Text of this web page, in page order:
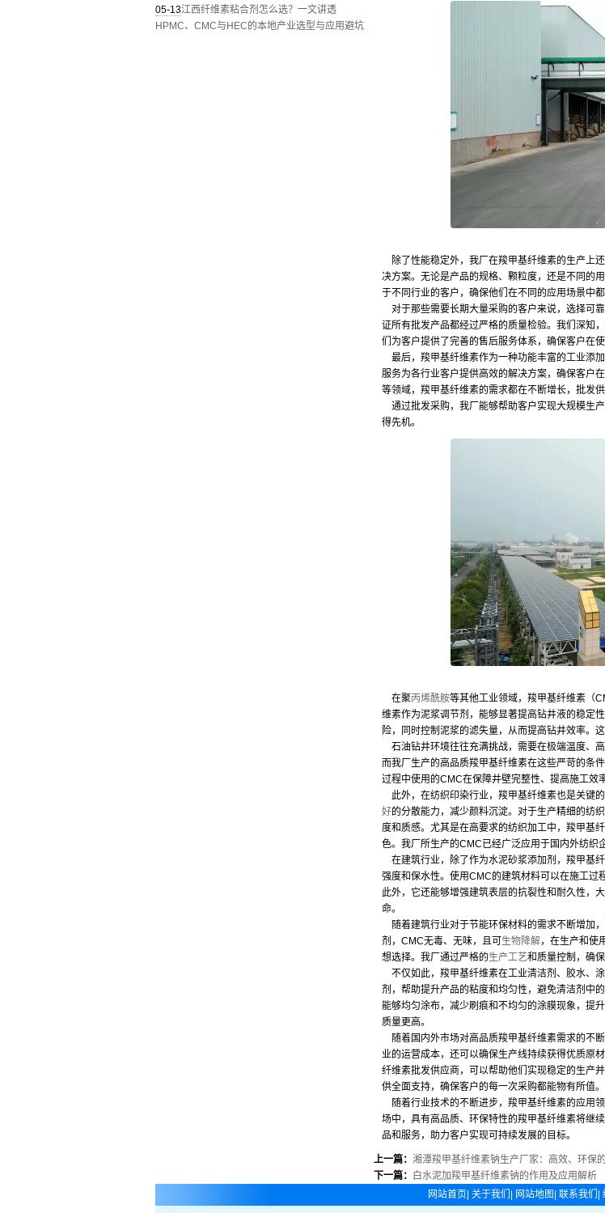
05-13江西纤维素粘合剂怎么选？一文讲透
HPMC、CMC与HEC的本地产业选型与应用避坑
除了性能稳定外，我厂在羧甲基纤维素的生产上
决方案。无论是产品的规格、颗粒度，还是不同的
于不同行业的客户，确保他们在不同的应用场景中
对于那些需要长期大量采购的客户来说，选择可
证所有批发产品都经过严格的质量检验。我们深知
们为客户提供了完善的售后服务体系，确保客户在
最后，羧甲基纤维素作为一种功能丰富的工业添
服务为各行业客户提供高效的解决方案，确保客户
等领域，羧甲基纤维素的需求都在不断增长，批发
通过批发采购，我厂能够帮助客户实现大规模生
得先机。
在聚丙烯酰胺等其他工业领域，羧甲基纤维素（
维素作为泥浆调节剂，能够显著提高钻井液的稳定
险，同时控制泥浆的滤失量，从而提高钻井效率。
石油钻井环境往往充满挑战，需要在极端温度、
而我厂生产的高品质羧甲基纤维素在这些严苛的条
过程中使用的CMC在保障井壁完整性、提高施工效
此外，在纺织印染行业，羧甲基纤维素也是关键
好的分散能力，减少颜料沉淀。对于生产精细的纺
度和质感。尤其是在高要求的纺织加工中，羧甲基
色。我厂所生产的CMC已经广泛应用于国内外纺织
在建筑行业，除了作为水泥砂浆添加剂，羧甲基
强度和保水性。使用CMC的建筑材料可以在施工过
此外，它还能够增强建筑表层的抗裂性和耐久性，
命。
随着建筑行业对于节能环保材料的需求不断增加
剂，CMC无毒、无味，且可 生物降解，在生产和使
想选择。我厂通过严格的生产工艺和质量控制，确
不仅如此，羧甲基纤维素在工业清洁剂、胶水、
剂，帮助提升产品的粘度和均匀性，避免清洁剂中
能够均匀涂布，减少刷痕和不均匀的涂膜现象，提
质量更高。
随着国内外市场对高品质羧甲基纤维素需求的不
业的运营成本，还可以确保生产线持续获得优质原
纤维素批发供应商，可以帮助他们实现稳定的生产
供全面支持，确保客户的每一次采购都能物有所值。
随着行业技术的不断进步，羧甲基纤维素的应用
场中，具有高品质、环保特性的羧甲基纤维素将继
品和服务，助力客户实现可持续发展的目标。
上一篇： 湘潭羧甲基纤维素钠生产厂家：高效、环保
下一篇：
白水泥加羧甲基纤维素钠的作用及应用解析
网站首页 关于我们 网站地图 联系我们